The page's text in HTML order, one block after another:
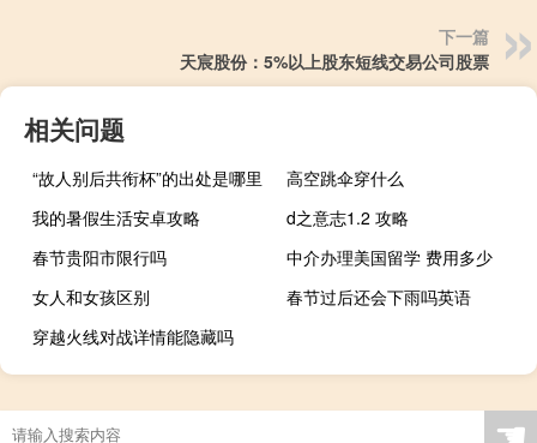
下一篇
天宸股份：5%以上股东短线交易公司股票
相关问题
“故人别后共衔杯”的出处是哪里
高空跳伞穿什么
我的暑假生活安卓攻略
d之意志1.2 攻略
春节贵阳市限行吗
中介办理美国留学 费用多少
女人和女孩区别
春节过后还会下雨吗英语
穿越火线对战详情能隐藏吗